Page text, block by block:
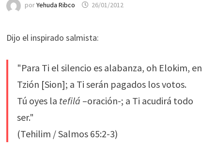
porYehuda Ribco 26/01/2012
Dijo el inspirado salmista:
"Para Ti el silencio es alabanza, oh Elokim, en
Tzión [Sion]; a Ti serán pagados los votos.
Tú oyes la tefilá –oración-; a Ti acudirá todo
ser."
(Tehilim / Salmos 65:2-3)